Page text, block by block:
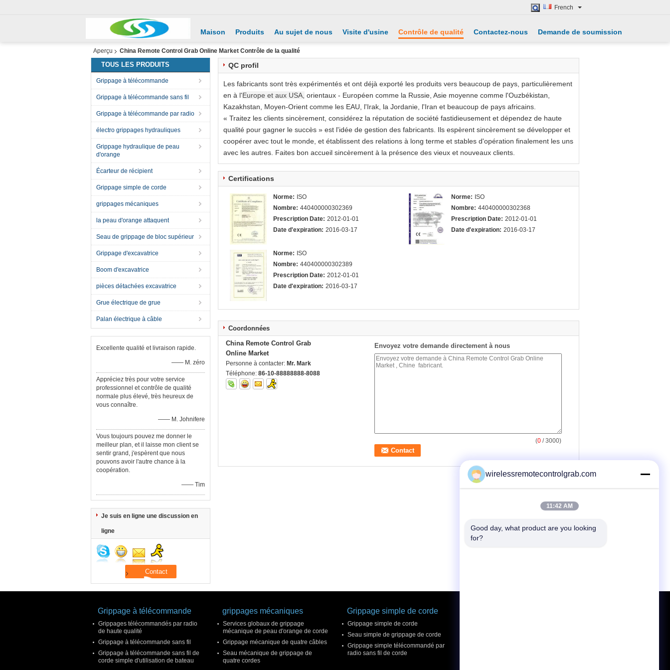
French
Maison Produits Au sujet de nous Visite d'usine Contrôle de qualité Contactez-nous Demande de soumission
Aperçu China Remote Control Grab Online Market Contrôle de la qualité
TOUS LES PRODUITS
Grippage à télécommande
Grippage à télécommande sans fil
Grippage à télécommande par radio
électro grippages hydrauliques
Grippage hydraulique de peau
d'orange
Écarteur de récipient
Grippage simple de corde
grippages mécaniques
la peau d'orange attaquent
Seau de grippage de bloc supérieur
Grippage d'excavatrice
Boom d'excavatrice
pièces détachées excavatrice
Grue électrique de grue
Palan électrique à câble
Excellente qualité et livraison rapide.
—— M. zéro
Appréciez très pour votre service
professionnel et contrôle de qualité
normale plus élevé, très heureux de
vous connaître.
—— M. Johnifere
Vous toujours pouvez me donner le
meilleur plan, et il laisse mon client se
sentir grand, j'espèrent que nous
pouvons avoir l'autre chance à la
coopération.
—— Tim
Je suis en ligne une discussion en
ligne
QC profil
Les fabricants sont très expérimentés et ont déjà exporté les produits vers beaucoup de pays, particulièrement
en à l'Europe et aux USA, orientaux - Européen comme la Russie, Asie moyenne comme l'Ouzbékistan,
Kazakhstan, Moyen-Orient comme les EAU, l'Irak, la Jordanie, l'Iran et beaucoup de pays africains.
« Traitez les clients sincèrement, considérez la réputation de société fastidieusement et dépendez de haute
qualité pour gagner le succès » est l'idée de gestion des fabricants. Ils espèrent sincèrement se développer et
coopérer avec tout le monde, et établissent des relations à long terme et stables d'opération finalement les uns
avec les autres. Faites bon accueil sincèrement à la présence des vieux et nouveaux clients.
Certifications
Norme: ISO
Nombre: 440400000302369
Prescription Date: 2012-01-01
Date d'expiration: 2016-03-17
Norme: ISO
Nombre: 440400000302368
Prescription Date: 2012-01-01
Date d'expiration: 2016-03-17
Norme: ISO
Nombre: 440400000302389
Prescription Date: 2012-01-01
Date d'expiration: 2016-03-17
Coordonnées
China Remote Control Grab
Online Market
Personne à contacter: Mr. Mark
Téléphone: 86-10-88888888-8088
Envoyez votre demande directement à nous
(0 / 3000)
Grippage à télécommande
Grippages télécommandés par radio
de haute qualité
Grippage à télécommande sans fil
Grippage à télécommande sans fil de
corde simple d'utilisation de bateau
grippages mécaniques
Services globaux de grippage
mécanique de peau d'orange de corde
Grippage mécanique de quatre câbles
Seau mécanique de grippage de
quatre cordes
Grippage simple de corde
Grippage simple de corde
Seau simple de grippage de corde
Grippage simple télécommandé par
radio sans fil de corde
wirelessremotecontrolgrab.com
11:42 AM
Good day, what product are you looking
for?